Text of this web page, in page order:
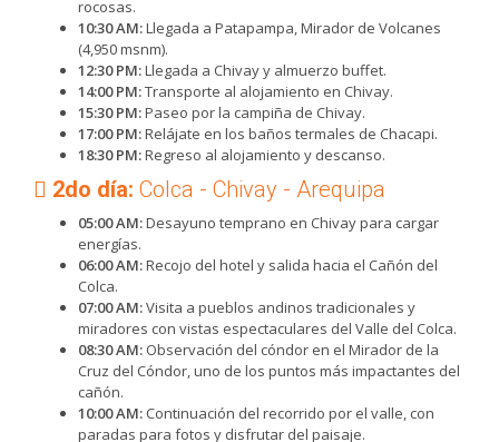
rocosas.
10:30 AM:Llegada a Patapampa, Mirador de Volcanes
(4,950 msnm).
12:30 PM:Llegada a Chivay y almuerzo buffet.
14:00 PM:Transporte al alojamiento en Chivay.
15:30 PM:Paseo por la campiña de Chivay.
17:00 PM:Relájate en los baños termales de Chacapi.
18:30 PM:Regreso al alojamiento y descanso.
2do día: Colca - Chivay - Arequipa
05:00 AM:Desayuno temprano en Chivay para cargar
energías.
06:00 AM:Recojo del hotel y salida hacia el Cañón del
Colca.
07:00 AM:Visita a pueblos andinos tradicionales y
miradores con vistas espectaculares del Valle del Colca.
08:30 AM: Observación del cóndor en el Mirador de la
Cruz del Cóndor, uno de los puntos más impactantes del
cañón.
10:00 AM: Continuación del recorrido por el valle, con
paradas para fotos y disfrutar del paisaje.